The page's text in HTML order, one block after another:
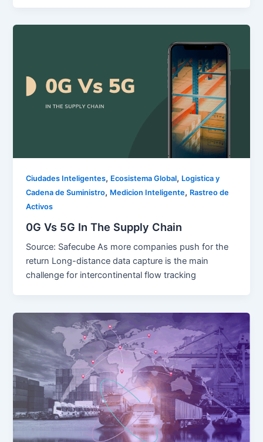
Ciudades Inteligentes, Ecosistema Global, Logistica y
Cadena de Suministro, Medicion Inteligente, Rastreo de
Activos
0G Vs 5G In The Supply Chain
Source: Safecube As more companies push for the
return Long-distance data capture is the main
challenge for intercontinental flow tracking